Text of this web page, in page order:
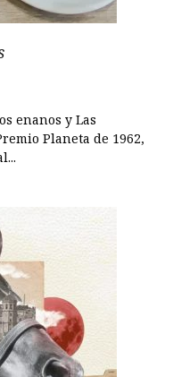
enanos y Las
Planeta de 1962,